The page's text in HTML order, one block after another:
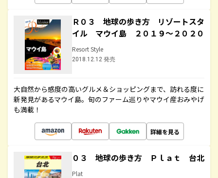
Ｒ０３ 地球の歩き方 リゾートスタ
イル マウイ島 ２０１９～２０２０
Resort Style
2018.12.12 発売
大自然から感度の高いグルメ＆ショッピングまで、訪れる度に
新発見があるマウイ島。旬のファーム巡りやマウイ産おみやげ
も満載！
詳細を見る
０３ 地球の歩き方 Ｐｌａｔ 台北
Plat